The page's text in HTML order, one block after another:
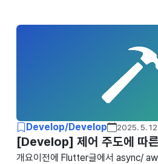
Develop/Develop 2025. 5.
[Develop] 제어 주도에 따른
개요이전에 Flutter글에서 async/